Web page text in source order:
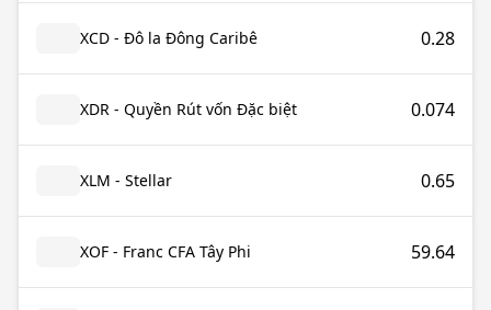
XCD - Đô la Đông Caribê 0.28
XDR - Quyền Rút vốn Đặc biệt 0.074
XLM - Stellar 0.65
XOF - Franc CFA Tây Phi 59.64